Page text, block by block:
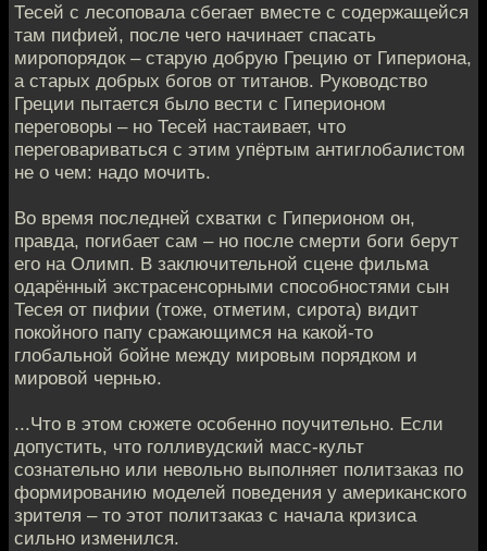
Тесей с лесоповала сбегает вместе с содержащейся
там пифией, после чего начинает спасать
миропорядок – старую добрую Грецию от Гипериона,
а старых добрых богов от титанов. Руководство
Греции пытается было вести с Гиперионом
переговоры – но Тесей настаивает, что
переговариваться с этим упёртым антиглобалистом
не о чем: надо мочить.
Во время последней схватки с Гиперионом он,
правда, погибает сам – но после смерти боги берут
его на Олимп. В заключительной сцене фильма
одарённый экстрасенсорными способностями сын
Тесея от пифии (тоже, отметим, сирота) видит
покойного папу сражающимся на какой-то
глобальной бойне между мировым порядком и
мировой чернью.
...Что в этом сюжете особенно поучительно. Если
допустить, что голливудский масс-культ
сознательно или невольно выполняет политзаказ по
формированию моделей поведения у американского
зрителя – то этот политзаказ с начала кризиса
сильно изменился.